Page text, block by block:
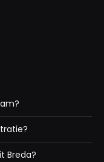
Breda?